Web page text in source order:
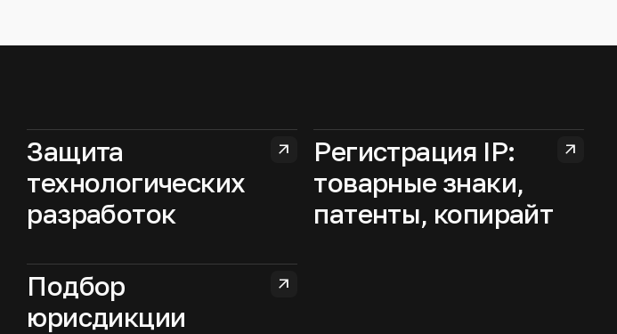
Защита
технологических
разработок
arrow_outward
Регистрация IP:
товарные знаки,
патенты, копирайт
arrow_outward
Подбор
юрисдикции
arrow_outward